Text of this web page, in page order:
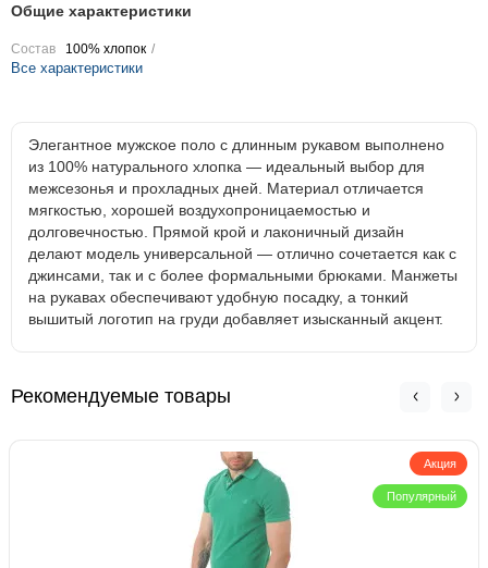
Общие характеристики
Состав 100% хлопок
Все характеристики
Элегантное мужское поло с длинным рукавом выполнено
из 100% натурального хлопка — идеальный выбор для
межсезонья и прохладных дней. Материал отличается
мягкостью, хорошей воздухопроницаемостью и
долговечностью. Прямой крой и лаконичный дизайн
делают модель универсальной — отлично сочетается как с
джинсами, так и с более формальными брюками. Манжеты
на рукавах обеспечивают удобную посадку, а тонкий
вышитый логотип на груди добавляет изысканный акцент.
Рекомендуемые товары
Акция
Популярный